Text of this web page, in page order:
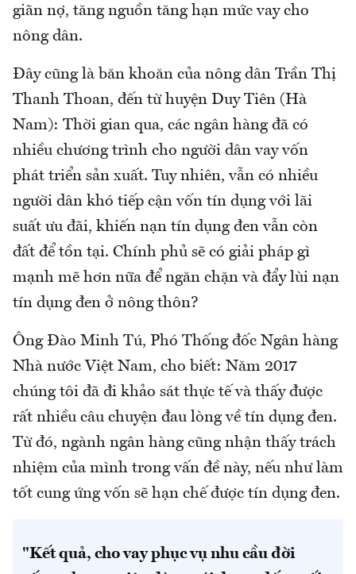
giãn nợ, tăng nguồn tăng hạn mức vay cho
nông dân.
Đây cũng là băn khoăn của nông dân Trần Thị
Thanh Thoan, đến từ huyện Duy Tiên (Hà
Nam): Thời gian qua, các ngân hàng đã có
nhiều chương trình cho người dân vay vốn
phát triển sản xuất. Tuy nhiên, vẫn có nhiều
người dân khó tiếp cận vốn tín dụng với lãi
suất ưu đãi, khiến nạn tín dụng đen vẫn còn
đất để tồn tại. Chính phủ sẽ có giải pháp gì
mạnh mẽ hơn nữa để ngăn chặn và đẩy lùi nạn
tín dụng đen ở nông thôn?
Ông Đào Minh Tú, Phó Thống đốc Ngân hàng
Nhà nước Việt Nam, cho biết: Năm 2017
chúng tôi đã đi khảo sát thực tế và thấy được
rất nhiều câu chuyện đau lòng về tín dụng đen.
Từ đó, ngành ngân hàng cũng nhận thấy trách
nhiệm của mình trong vấn đề này, nếu như làm
tốt cung ứng vốn sẽ hạn chế được tín dụng đen.
"Kết quả, cho vay phục vụ nhu cầu đời